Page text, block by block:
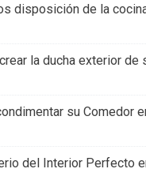
disposición de la
la ducha exterior de
su Comedor
del Interior Perfecto